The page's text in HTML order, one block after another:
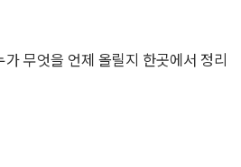
무엇을 언제 올릴지 한곳에서 정리